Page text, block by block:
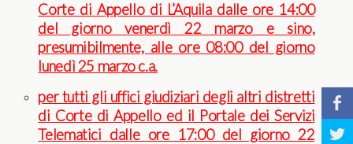
Corte di Appello di L’Aquila dalle ore 14:00
del giorno venerdì 22 marzo e sino,
presumibilmente, alle ore 08:00 del giorno
lunedì 25 marzo c.a.
per tutti gli uffici giudiziari degli altri distretti
di Corte di Appello ed il Portale dei Servizi
Telematici dalle ore 17:00 del giorno 22
b
a